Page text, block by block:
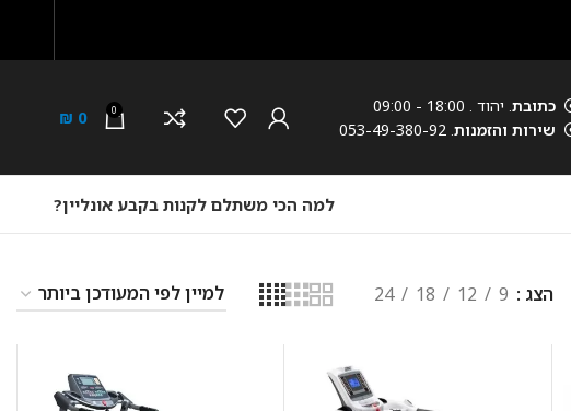
כתובת . יהוד . 18:00 - 09:00
שירות והזמנות
0
₪ 0
למה הכי משתלם לקנות בקבע אונליין?
הצג 9
12
18
24